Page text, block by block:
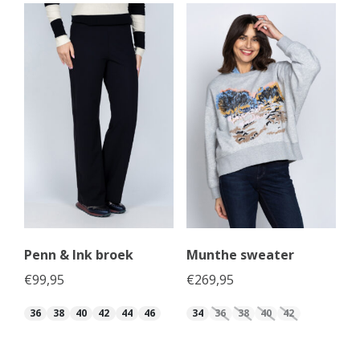
Penn & Ink broek
€99,95
36 38 40 42 44 46
Munthe sweater
€269,95
34 36 38 40 42